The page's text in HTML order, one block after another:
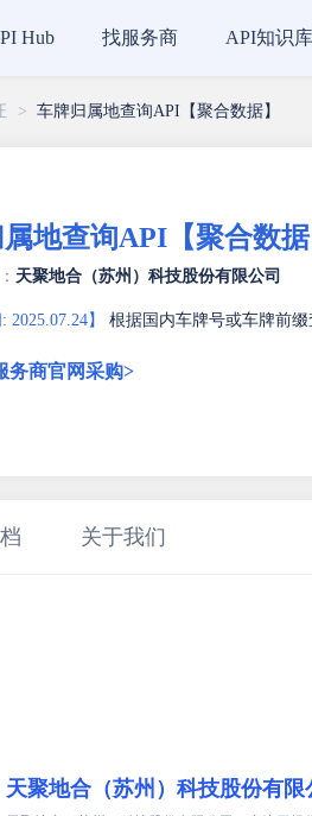
Hub 找服务商 API知识库
> 车牌归属地查询API【聚合数据】
地查询API【聚合数
天聚地合（苏州）科技股份有限公司
2025.07.24】 根据国内车牌号或车牌前
务商官网采购>
关于我们
天聚地合（苏州）科技股份有限